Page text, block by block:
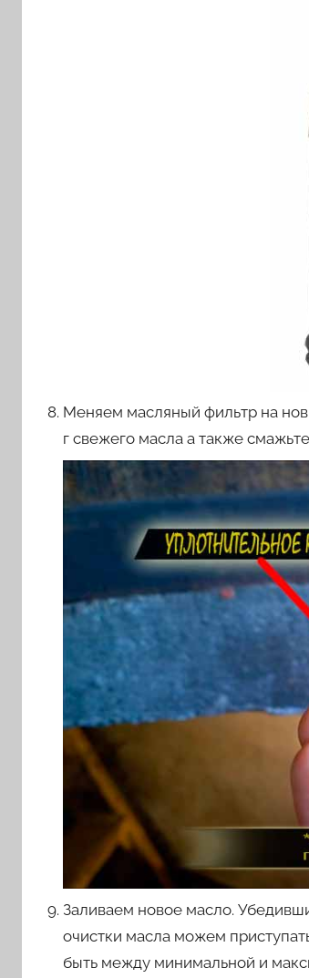
Меняем масляный фильтр на
г свежего масла а также
Заливаем новое масло.
очистки масла можем
быть между минимальной и